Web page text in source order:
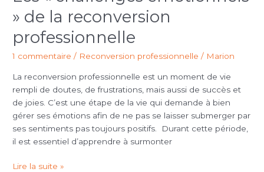
» de la reconversion
professionnelle
1 commentaire / Reconversion professionnelle / Marion
La reconversion professionnelle est un moment de vie
rempli de doutes, de frustrations, mais aussi de succès et
de joies. C’est une étape de la vie qui demande à bien
gérer ses émotions afin de ne pas se laisser submerger par
ses sentiments pas toujours positifs. Durant cette période,
il est essentiel d’apprendre à surmonter
«
challenges
émotionnels
»
de
reconversion
professionnelle
Lire la suite »